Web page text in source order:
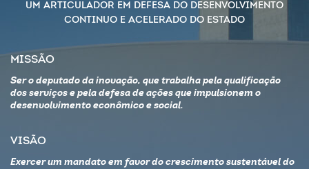
UM ARTICULADOR EM DEFESA DO DESENVOLVIMENTO
CONTINUO E ACELERADO DO ESTADO
MISSÃO
Ser o deputado da inovação, que trabalha pela qualificação
dos serviços e pela defesa de ações que impulsionem o
desenvolvimento econômico e social.
VISÃO
Exercer um mandato em favor do crescimento sustentável do